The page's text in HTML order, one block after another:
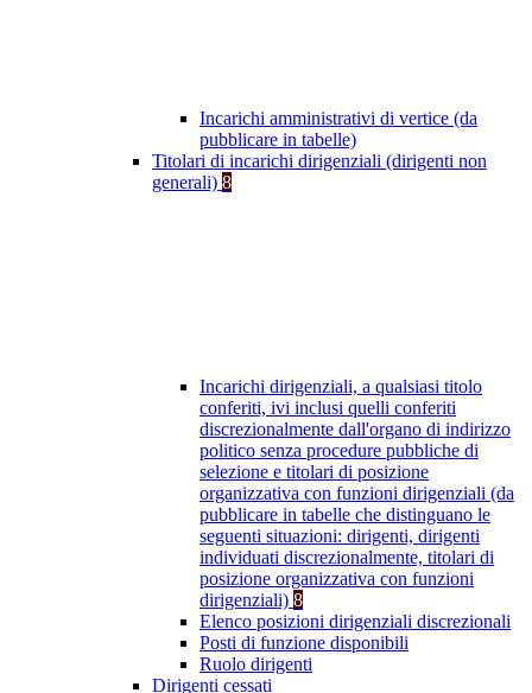
Incarichi amministrativi di vertice (da
pubblicare in tabelle)
Titolari di incarichi dirigenziali (dirigenti non
generali) 8
Incarichi dirigenziali, a qualsiasi titolo
conferiti, ivi inclusi quelli conferiti
discrezionalmente dall'organo di indirizzo
politico senza procedure pubbliche di
selezione e titolari di posizione
organizzativa con funzioni dirigenziali (da
pubblicare in tabelle che distinguano le
seguenti situazioni: dirigenti, dirigenti
individuati discrezionalmente, titolari di
posizione organizzativa con funzioni
dirigenziali) 8
Elenco posizioni dirigenziali discrezionali
Posti di funzione disponibili
Ruolo dirigenti
Dirigenti cessati